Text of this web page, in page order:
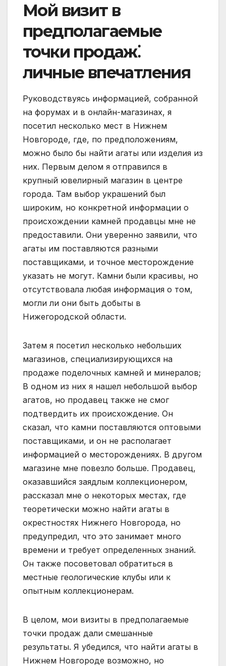
Мой визит в
предполагаемые
точки продаж⁚
личные впечатления
Руководствуясь информацией, собранной
на форумах и в онлайн-магазинах, я
посетил несколько мест в Нижнем
Новгороде, где, по предположениям,
можно было бы найти агаты или изделия из
них. Первым делом я отправился в
крупный ювелирный магазин в центре
города. Там выбор украшений был
широким, но конкретной информации о
происхождении камней продавцы мне не
предоставили. Они уверенно заявили, что
агаты им поставляются разными
поставщиками, и точное месторождение
указать не могут. Камни были красивы, но
отсутствовала любая информация о том,
могли ли они быть добыты в
Нижегородской области.
Затем я посетил несколько небольших
магазинов, специализирующихся на
продаже поделочных камней и минералов;
В одном из них я нашел небольшой выбор
агатов, но продавец также не смог
подтвердить их происхождение. Он
сказал, что камни поставляются оптовыми
поставщиками, и он не располагает
информацией о месторождениях. В другом
магазине мне повезло больше. Продавец,
оказавшийся заядлым коллекционером,
рассказал мне о некоторых местах, где
теоретически можно найти агаты в
окрестностях Нижнего Новгорода, но
предупредил, что это занимает много
времени и требует определенных знаний.
Он также посоветовал обратиться в
местные геологические клубы или к
опытным коллекционерам.
В целом, мои визиты в предполагаемые
точки продаж дали смешанные
результаты. Я убедился, что найти агаты в
Нижнем Новгороде возможно, но